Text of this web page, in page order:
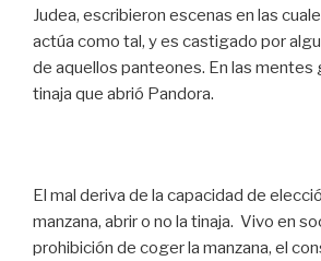
Judea, escribieron escenas en las
actúa como tal, y es castigado por
de aquellos panteones. En las mentes
tinaja que abrió Pandora.
El mal deriva de la capacidad de
manzana, abrir o no la tinaja. Vivo en
prohibición de coger la manzana, el